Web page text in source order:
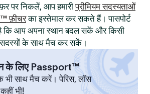
पर निकलें, आप हमारीप्रीमियम सदस्यताओं
फ़ीचरका इस्तेमाल कर सकते हैं। पासपोर्ट
कि आप अपना स्थान बदल सकें और किसी
के साथ मैच कर सकें।
के लिए Passport™
भी साथ मैच करें। पेरिस, लॉस
भी!